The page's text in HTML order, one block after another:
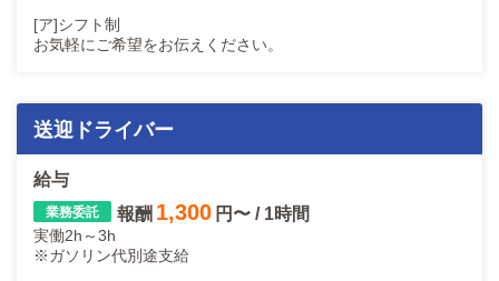
[ア]シフト制
お気軽にご希望をお伝えください。
送迎ドライバー
給与
報酬 1,300 円〜 / 1時間
実働2h～3h
※ガソリン代別途支給